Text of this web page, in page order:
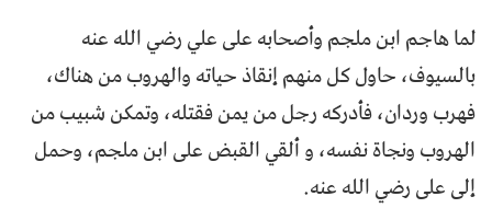
لما هاجم ابن ملجم وأصحابه على علي رضي الله عنه
بالسيوف، حاول كل منهم إنقاذ حياته والهروب من هناك،
فهرب وردان، فأدركه رجل من يمن فقتله، وتمكن شبيب من
الهروب ونجاة نفسه، و ألقي القبض على ابن ملجم، وحمل
إلى على رضي الله عنه.